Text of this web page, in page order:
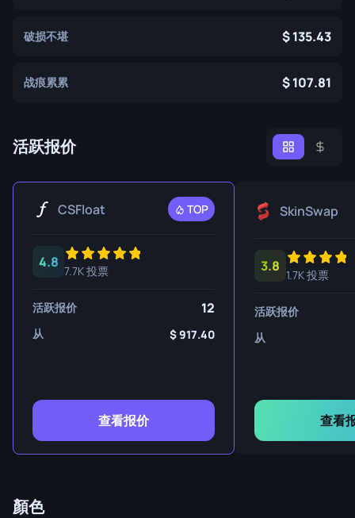
破损不堪 135.43
战痕累累 107.81
活跃报价
CSFloat TOP
4.8
7.7K 投票
活跃报价 12
从 917.40
查看报价
SkinSwap
3.8
1.7K 投票
活跃报价
从
查看
顏色